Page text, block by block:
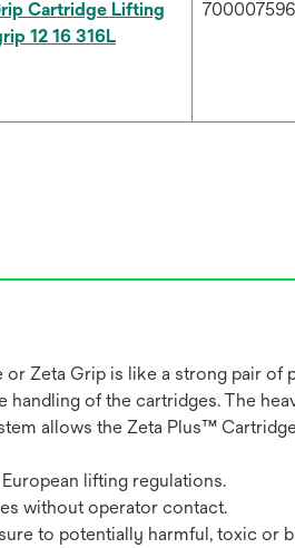
Cartridge Lifting
12 16 316L
Zeta Grip is like a strong pair
handling of the cartridges. The
allows the Zeta Plus™
lifting regulations.
without operator contact.
to potentially harmful, toxic or